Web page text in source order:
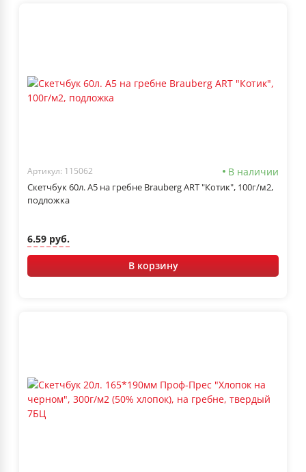
Артикул: 115062 В наличии
Скетчбук 60л. А5 на гребне Brauberg ART "Котик", 100г/м2,
подложка
6.59 руб.
В корзину